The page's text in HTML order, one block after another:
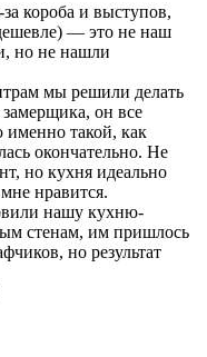
короба и выступов,
— это не наш
но не нашли
мы решили делать
он все
именно такой, как
окончательно. Не
но кухня идеально
нравится.
нашу кухню-
стенам, им пришлось
но результат